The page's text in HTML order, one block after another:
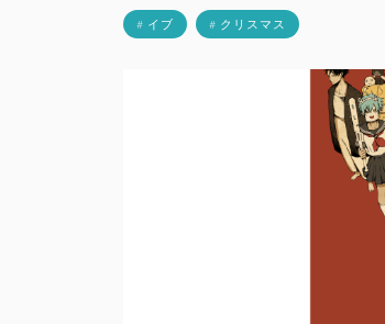
# イブ # クリスマス